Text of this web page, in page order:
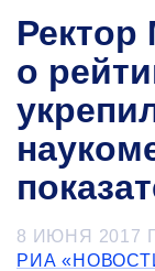
о
8 ИЮНЯ 2017
РИА